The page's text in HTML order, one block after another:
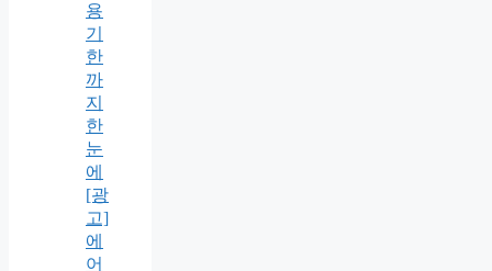
용
기
한
까
지
한
눈
에
[광
고]
에
어